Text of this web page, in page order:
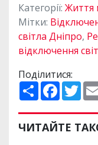
Категорії: Життя
Мітки:
світла Дніпро,
відключення
Поділитися:
П
о
и
р
и
F
a
e
b
o
T
w
t
t
e
ЧИТАЙТЕ